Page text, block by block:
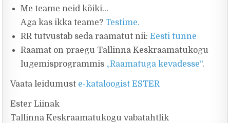
Me teame neid kõiki…
Aga kas ikka teame? Testime.
RR tutvustab seda raamatut nii:Eesti tunne
Raamat on praegu Tallinna Keskraamatukogu
lugemisprogrammis „Raamatuga kevadesse“.
Vaata leidumust e-kataloogist ESTER
Ester Liinak
Tallinna Keskraamatukogu vabatahtlik